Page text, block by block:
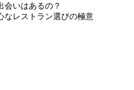
会いはあるの？
なレストラン選びの極意